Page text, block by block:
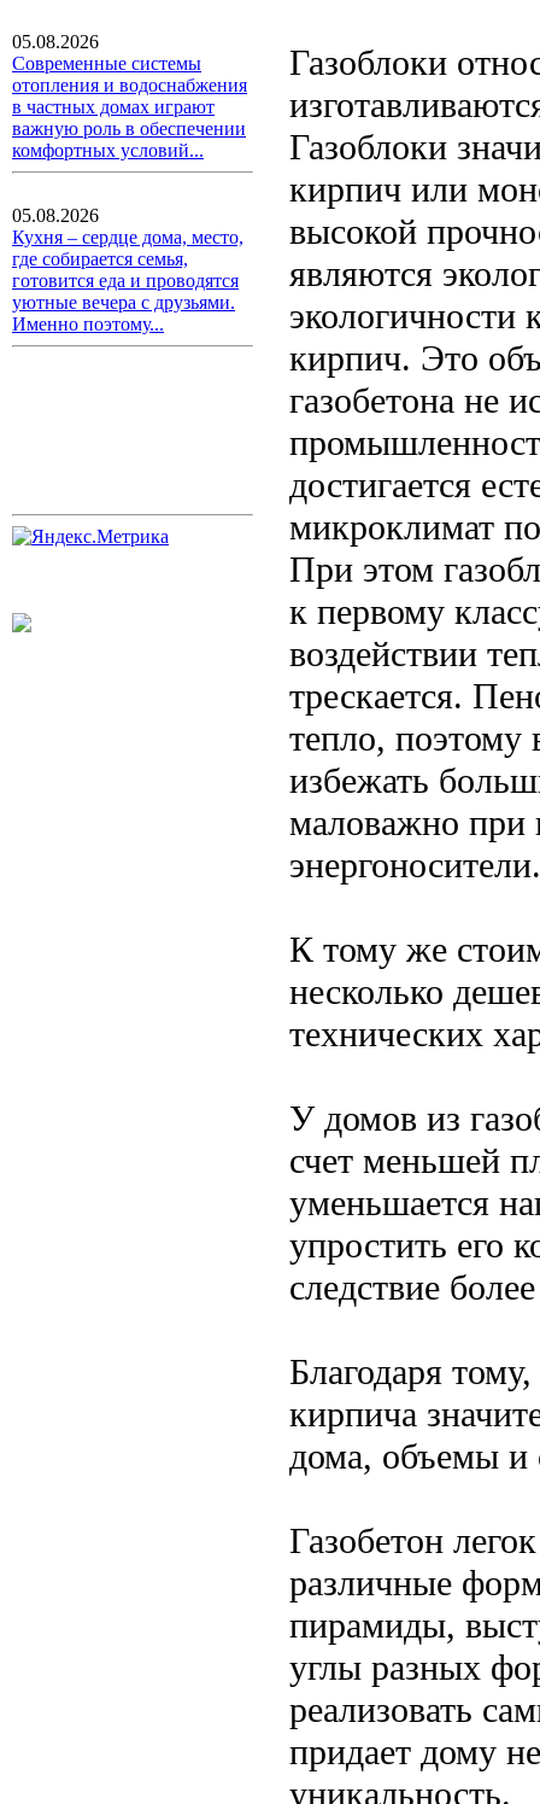
05.08.2026
Современные системы
отопления и водоснабжения
в частных домах играют
важную роль в обеспечении
комфортных условий...
05.08.2026
Кухня – сердце дома, место,
где собирается семья,
готовится еда и проводятся
уютные вечера с друзьями.
Именно поэтому...
Газоблоки
Газоблоки
кирпич или
высокой
являются
экологичности
кирпич. Это
газобетона не
достигается
микроклимат
При этом
к первому
воздействии
трескается.
тепло, поэтому
избежать
маловажно при
энергоносители.
К тому же
несколько
технических
У домов из
счет меньшей
уменьшается
упростить его
следствие
Благодаря
кирпича
дома, объемы и
Газобетон
различные
пирамиды,
углы разных
реализовать
придает дому
уникальность.